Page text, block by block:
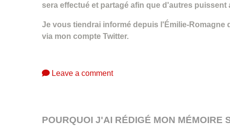
sera effectué et partagé afin que d'autres
Je vous tiendrai informé depuis l'Émilie-Romagne
via mon compte Twitter.
Leave a comment
POURQUOI J'AI RÉDIGÉ MON MÉMOIRE